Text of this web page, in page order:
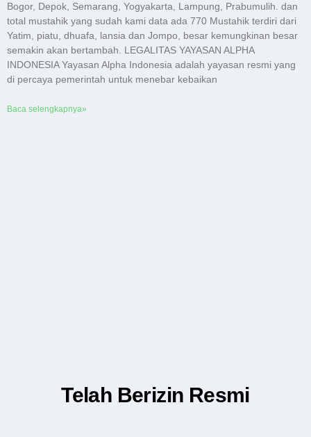
Bogor, Depok, Semarang, Yogyakarta, Lampung, Prabumulih. dan
total mustahik yang sudah kami data ada 770 Mustahik terdiri dari
Yatim, piatu, dhuafa, lansia dan Jompo, besar kemungkinan besar
semakin akan bertambah. LEGALITAS YAYASAN ALPHA
INDONESIA Yayasan Alpha Indonesia adalah yayasan resmi yang
di percaya pemerintah untuk menebar kebaikan
Baca selengkapnya»
Telah Berizin Resmi